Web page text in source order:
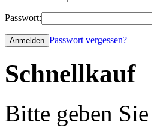
Passwort:
Passwort vergessen?
Schnellkauf
Bitte geben